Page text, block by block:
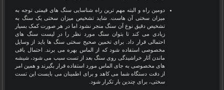
دومین راه و البته مهم ترین راه شناسایی سنگ های قیمتی توجه به
میزان سختی آن هاست. شاید تشخیص میزان سختی یک سنگ به
تشخیص دقیق نوع آن سنگ منجر نشود اما در هر صورت کمک بسیار
زیادی می کند تا بتوان سنگ مورد نظر را در لیست سنگ های
احتمالی قرار داد. برای تخمین صحیح سختی سنگ ها باید از وسایل
مخصوصی استفاده شود که از الماس بهره می برند. احتمال باقی
ماندن آثار خراشیدگی روی سنگ بعد از تست سبب می شود، شیشه
های مخصوصی به جای الماس مورد استفاده قرار بگیرند و همین امر
از دقت دستگاه شما می کاهد و برای اطمینان می بایست این تست
سختی، برای چندین بار تکرار شود.